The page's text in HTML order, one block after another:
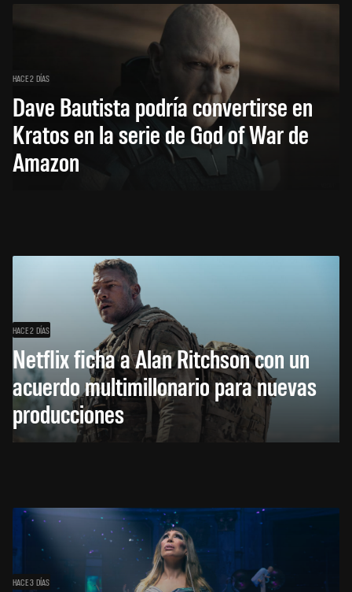
HACE 2 DÍAS
Dave Bautista podría convertirse en
Kratos en la serie de God of War de
Amazon
HACE 2 DÍAS
Netflix ficha a Alan Ritchson con un
acuerdo multimillonario para nuevas
producciones
HACE 3 DÍAS